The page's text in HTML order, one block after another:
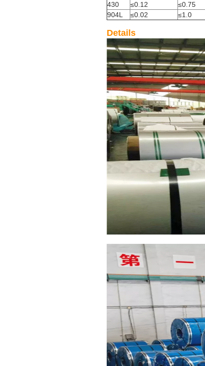
430
≤0.12 ≤0.75
904L
≤0.02 ≤1.0
Details